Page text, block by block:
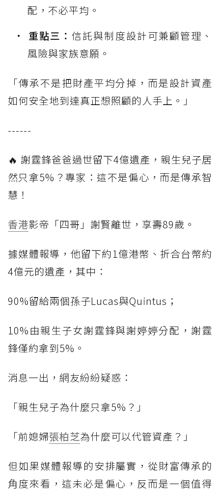
配，不必平均。
重點三：信託與制度設計可兼顧管理、
風險與家族意願。
「傳承不是把財產平均分掉，而是設計資產
如何安全地到達真正想照顧的人手上。」
------
🔥 謝霆鋒爸爸過世留下4億遺產，親生兒子居
然只拿5%？專家：這不是偏心，而是傳承智
慧！
香港影帝「四哥」謝賢離世，享壽89歲。
據媒體報導，他留下約1億港幣、折合台幣約
4億元的遺產，其中：
90%留給兩個孫子Lucas與Quintus；
10%由親生子女謝霆鋒與謝婷婷分配，謝霆
鋒僅約拿到5%。
消息一出，網友紛紛疑惑：
「親生兒子為什麼只拿5%？」
「前媳婦張柏芝為什麼可以代管資產？」
但如果媒體報導的安排屬實，從財富傳承的
角度來看，這未必是偏心，反而是一個值得